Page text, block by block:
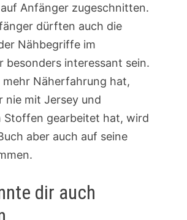
Anfänger zugeschnitten.
dürften auch die
Nähbegriffe im
besonders interessant sein.
mehr Näherfahrung hat,
nie mit Jersey und
Stoffen gearbeitet hat, wird
aber auch auf seine
dir auch